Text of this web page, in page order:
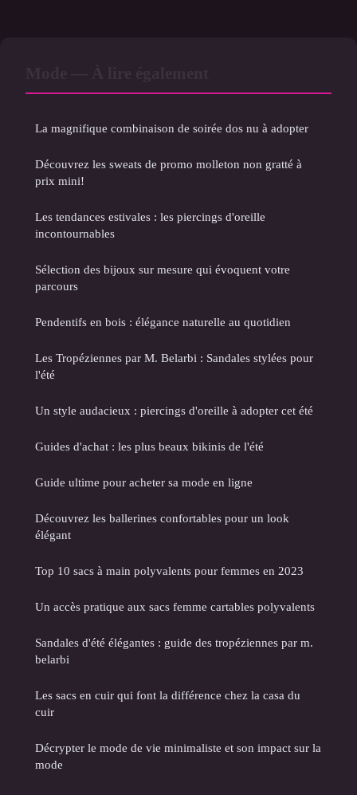
La magnifique combinaison de soirée dos nu à adopter
Découvrez les sweats de promo molleton non gratté à
prix mini!
Les tendances estivales : les piercings d'oreille
incontournables
Sélection des bijoux sur mesure qui évoquent votre
parcours
Pendentifs en bois : élégance naturelle au quotidien
Les Tropéziennes par M. Belarbi : Sandales stylées pour
l'été
Un style audacieux : piercings d'oreille à adopter cet été
Guides d'achat : les plus beaux bikinis de l'été
Guide ultime pour acheter sa mode en ligne
Découvrez les ballerines confortables pour un look
élégant
Top 10 sacs à main polyvalents pour femmes en 2023
Un accès pratique aux sacs femme cartables polyvalents
Sandales d'été élégantes : guide des tropéziennes par m.
belarbi
Les sacs en cuir qui font la différence chez la casa du
cuir
Décrypter le mode de vie minimaliste et son impact sur la
mode